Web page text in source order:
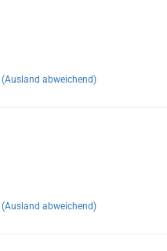
(Ausland abweichend)
(Ausland abweichend)